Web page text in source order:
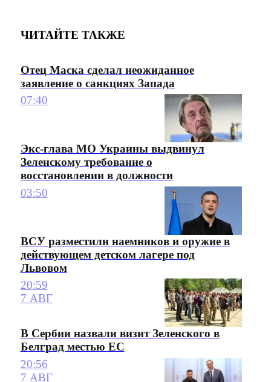
ЧИТАЙТЕ ТАКЖЕ
Отец Маска сделал неожиданное
заявление о санкциях Запада
07:40
Экс-глава МО Украины выдвинул
Зеленскому требование о
восстановлении в должности
03:50
ВСУ разместили наемников и оружие в
действующем детском лагере под
Львовом
20:59
7 АВГ
В Сербии назвали визит Зеленского в
Белград местью ЕС
20:56
7 АВГ